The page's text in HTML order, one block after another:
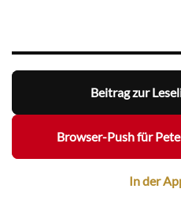
Beitrag zur
Browser-Push für
In der